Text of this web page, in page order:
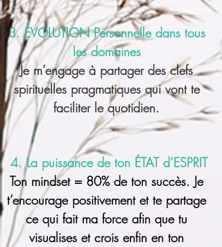
3. ÉVOLUTION Personnelle dans tous
les domaines
Je m’engage à partager des clefs
spirituelles pragmatiques qui vont te
faciliter le quotidien.
4. La puissance de ton ÉTAT d’ESPRIT
Ton mindset = 80% de ton succès. Je
t’encourage positivement et te partage
ce qui fait ma force afin que tu
visualises et crois enfin en ton